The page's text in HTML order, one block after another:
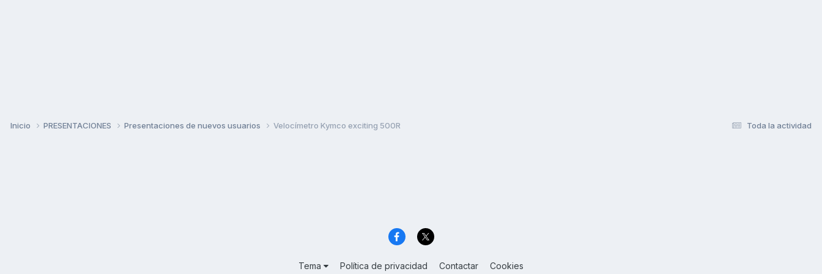
Toda la actividad
Inicio PRESENTACIONES Presentaciones de nuevos usuarios Velocímetro Kymco exciting 500R
Tema Política de privacidad Contactar Cookies